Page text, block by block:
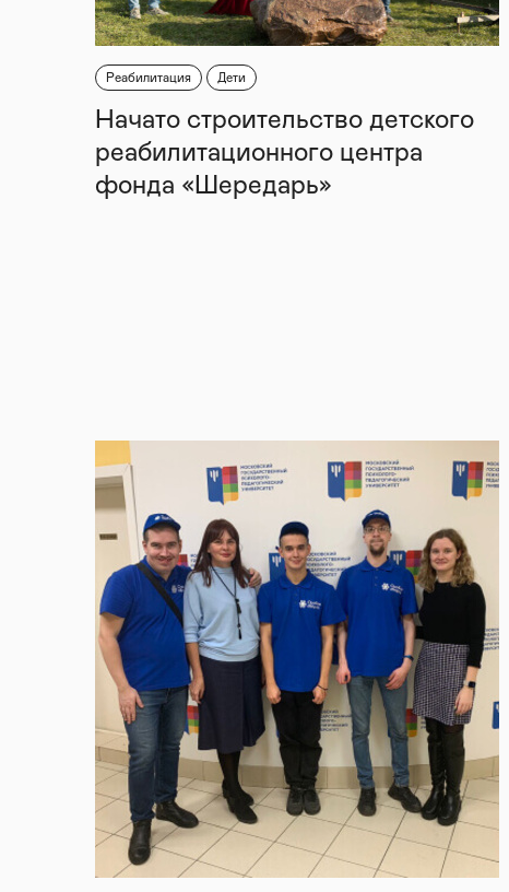
Реабилитация Дети
Начато строительство детского
реабилитационного центра
фонда «Шередарь»